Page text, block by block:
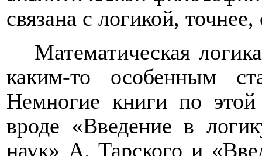
связана с логикой,
Математическая
каким-то особенным
Немногие книги по
вроде «Введение в
наук» А. Тарского и